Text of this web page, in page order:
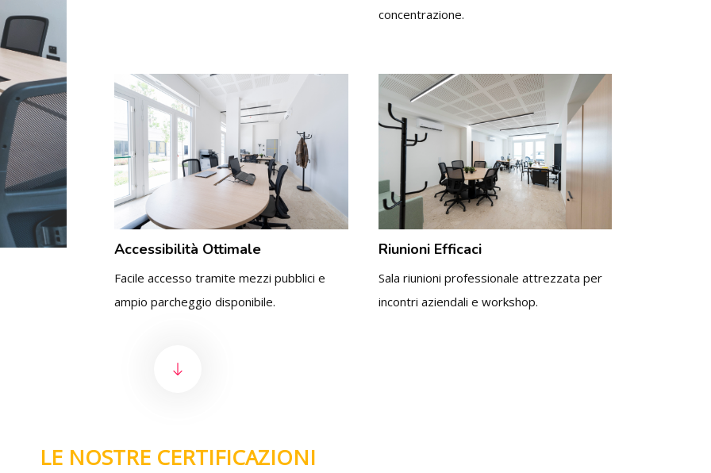
concentrazione.
Accessibilità Ottimale
Facile accesso tramite mezzi pubblici e
ampio parcheggio disponibile.
Riunioni Efficaci
Sala riunioni professionale attrezzata per
incontri aziendali e workshop.
LE NOSTRE CERTIFICAZIONI